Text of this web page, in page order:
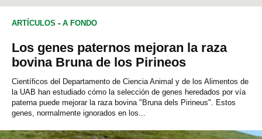
CIENCIAS DE LA EDUCACIÓN
ARTÍCULOS - A FONDO
Los genes paternos mejoran la raza
bovina Bruna de los Pirineos
Científicos del Departamento de Ciencia Animal y de los Alimentos de
la UAB han estudiado cómo la selección de genes heredados por vía
paterna puede mejorar la raza bovina "Bruna dels Pirineus". Estos
genes, normalmente ignorados en los...